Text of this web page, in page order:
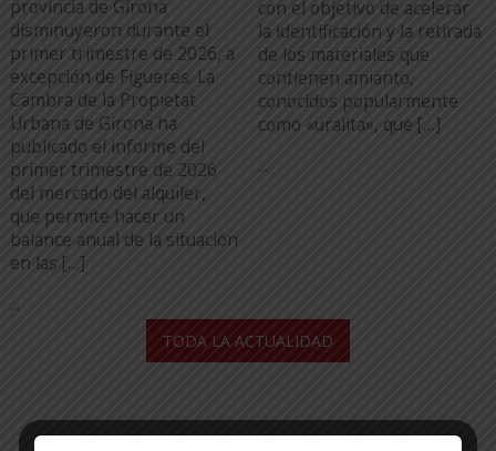
provincia de Girona
disminuyeron durante el
primer trimestre de 2026, a
excepción de Figueres. La
Cambra de la Propietat
Urbana de Girona ha
publicado el informe del
primer trimestre de 2026
del mercado del alquiler,
que permite hacer un
balance anual de la situación
en las […]
...
con el objetivo de acelerar
la identificación y la retirada
de los materiales que
contienen amianto,
conocidos popularmente
como «uralita», que […]
...
TODA LA ACTUALIDAD